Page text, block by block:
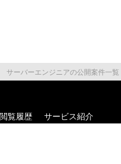
サーバーエンジニアの公開案件一覧
閲覧履歴 サービス紹介